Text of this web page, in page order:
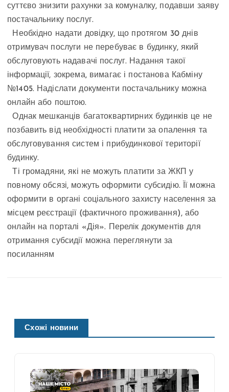
суттєво знизити рахунки за комуналку, подавши заяву
постачальнику послуг.
Необхідно надати довідку, що протягом 30 днів
отримувач послуги не перебуває в будинку, який
обслуговують надавачі послуг. Надання такої
інформації, зокрема, вимагає і постанова Кабміну
№1405. Надіслати документи постачальнику можна
онлайн або поштою.
Однак мешканців багатоквартирних будинків це не
позбавить від необхідності платити за опалення та
обслуговування систем і прибудинкової території
будинку.
Ті громадяни, які не можуть платити за ЖКП у
повному обсязі, можуть оформити субсидію. Її можна
оформити в органі соціального захисту населення за
місцем реєстрації (фактичного проживання), або
онлайн на порталі «Дія». Перелік документів для
отримання субсидії можна переглянути за
посиланням
Схожі новини